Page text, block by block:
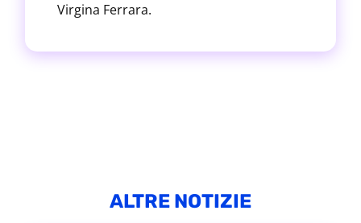
Virgina Ferrara.
ALTRE NOTIZIE